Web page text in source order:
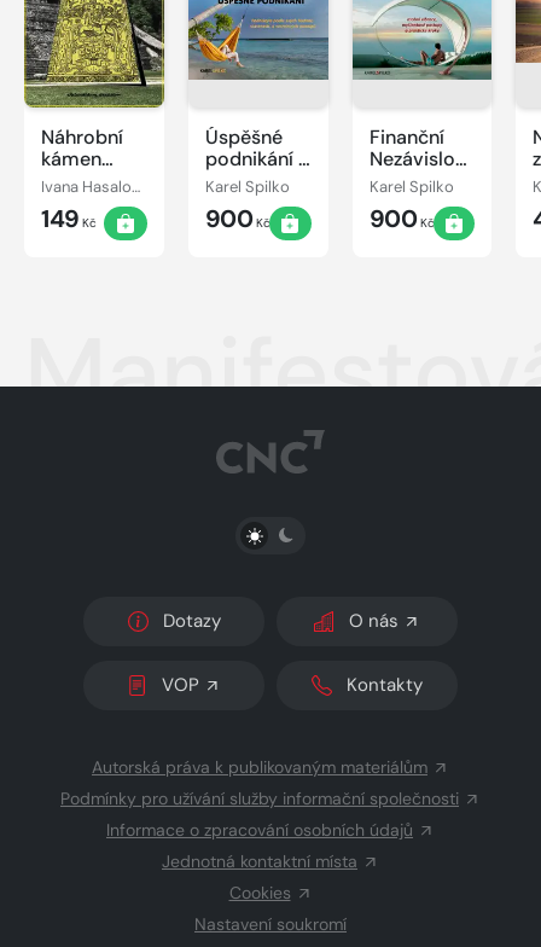
Náhrobní
kámen
vydal své
tajemství
Ivana Hasalová
149 Kč
Úspěšné
podnikání -
podnikejte
podle
svých
Karel Spilko
900Kč
Finanční
Nezávislost
jinak - styl
života,
vibrace,
myšlenkové
Karel Spilko
900Kč
PŘEPNOUT SVĚTLÝ/TMAVÝ REŽIM
Dotazy O nás
VOP Kontakty
Autorská práva k publikovaným materiálům
Podmínky pro užívání služby informační společnosti
Informace o zpracování osobních údajů
Jednotná kontaktní místa
Cookies
Nastavení soukromí